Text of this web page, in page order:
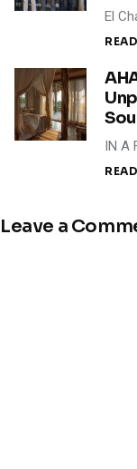
El
IN A
Leave a